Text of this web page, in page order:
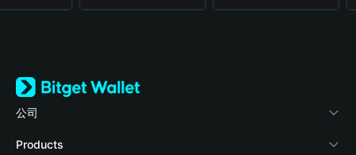
公司
關於 Bitget Wallet
Products